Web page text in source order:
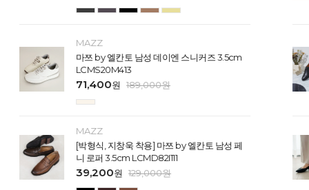
MAZZ
마쯔 by 엘칸토 남성 데이엔 스니커즈 3.5cm
LCMS20M413
71,400원 189,000원
MAZZ
[박형식, 지창욱 착용] 마쯔 by 엘칸토 남성 페
니 로퍼 3.5cm LCMD82I111
39,200원 129,000원